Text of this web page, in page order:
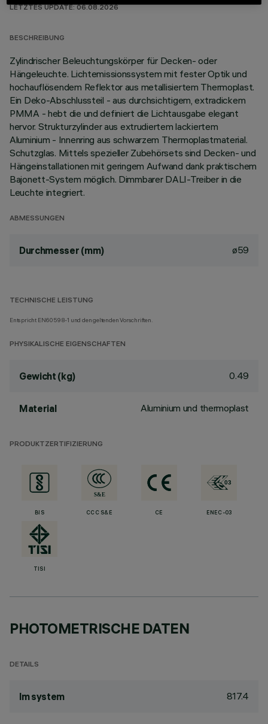
LETZTES UPDATE: 06.08.2026
BESCHREIBUNG
Zylindrischer Beleuchtungskörper für Decken- oder
Hängeleuchte. Lichtemissionssystem mit fester Optik und
hochauflösendem Reflektor aus metallisiertem Thermoplast.
Ein Deko-Abschlussteil - aus durchsichtigem, extradickem
PMMA - hebt die und definiert die Lichtausgabe elegant
hervor. Strukturzylinder aus extrudiertem lackiertem
Aluminium - Innenring aus schwarzem Thermoplastmaterial.
Schutzglas. Mittels spezieller Zubehörsets sind Decken- und
Hängeinstallationen mit geringem Aufwand dank praktischem
Bajonett-System möglich. Dimmbarer DALI-Treiber in die
Leuchte integriert.
ABMESSUNGEN
Durchmesser (mm) ø59
TECHNISCHE LEISTUNG
Entspricht EN60598-1 und den geltenden Vorschriften.
PHYSIKALISCHE EIGENSCHAFTEN
Gewicht (kg) 0.49
Material Aluminium und thermoplast
PRODUKTZERTIFIZIERUNG
BIS CCC S&E CE ENEC-03
TISI
PHOTOMETRISCHE DATEN
DETAILS
lm system 817.4